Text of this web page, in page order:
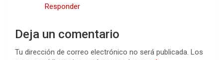
Responder
Deja un comentario
Tu dirección de correo electrónico no será publicada. Los